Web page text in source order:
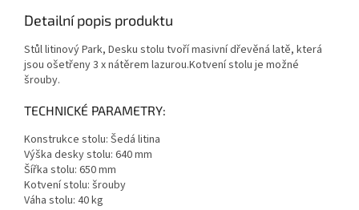
Detailní popis produktu
Stůl litinový Park, Desku stolu tvoří masivní dřevěná latě, která
jsou ošetřeny 3 x nátěrem lazurou.Kotvení stolu je možné
šrouby.
TECHNICKÉ PARAMETRY:
Konstrukce stolu: Šedá litina
Výška desky stolu: 640 mm
Šířka stolu: 650 mm
Kotvení stolu: šrouby
Váha stolu: 40 kg